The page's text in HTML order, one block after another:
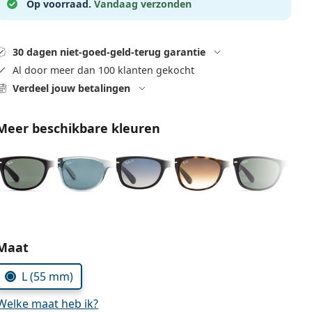
Op voorraad. Vandaag verzonden
30 dagen niet-goed-geld-terug garantie
Al door meer dan 100 klanten gekocht
Verdeel jouw betalingen
beschikbare kleuren
parameters:
L (55 mm)
maat heb ik?